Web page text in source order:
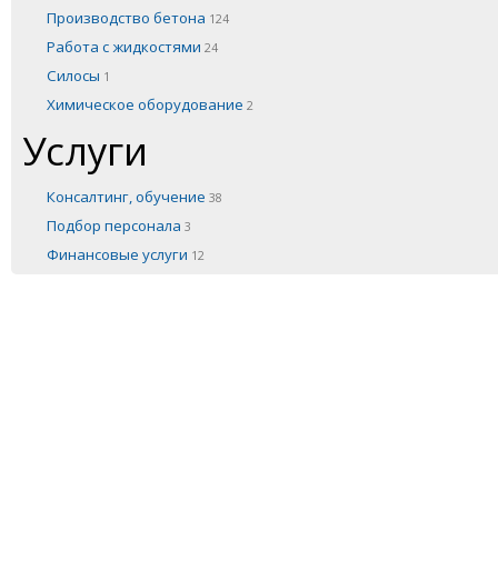
Производство бетона 124
Работа с жидкостями 24
Силосы 1
Химическое оборудование 2
Услуги
Консалтинг, обучение 38
Подбор персонала 3
Финансовые услуги 12